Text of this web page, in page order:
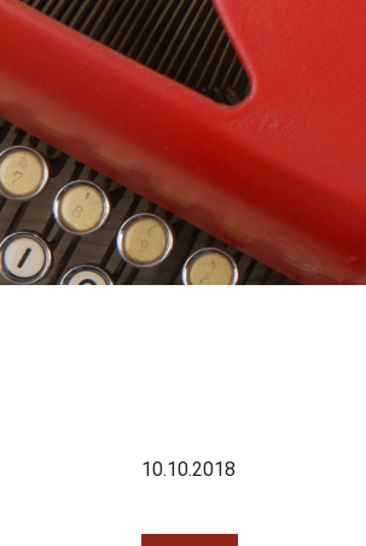
10.10.2018